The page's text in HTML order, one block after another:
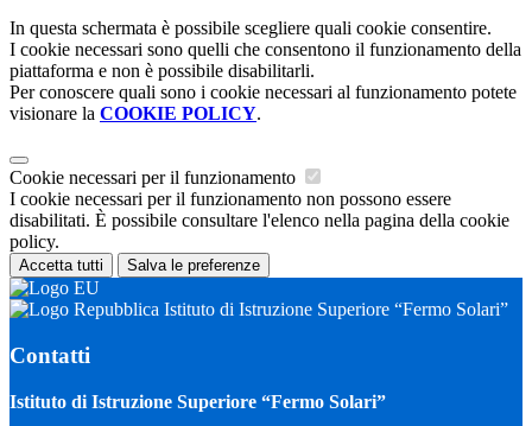
In questa schermata è possibile scegliere quali cookie consentire.
I cookie necessari sono quelli che consentono il funzionamento della
piattaforma e non è possibile disabilitarli.
Per conoscere quali sono i cookie necessari al funzionamento potete
visionare la COOKIE POLICY.
Cookie necessari per il funzionamento
I cookie necessari per il funzionamento non possono essere
disabilitati. È possibile consultare l'elenco nella pagina della cookie
policy.
Accetta tutti Salva le preferenze
Istituto di Istruzione Superiore “Fermo Solari”
Contatti
Istituto di Istruzione Superiore “Fermo Solari”